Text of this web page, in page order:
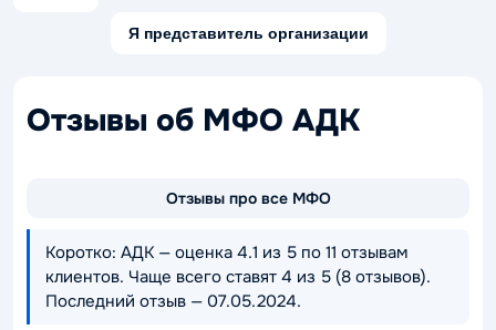
Я представитель организации
Отзывы об МФО АДК
Отзывы про все МФО
Коротко: АДК — оценка 4.1 из 5 по 11 отзывам
клиентов. Чаще всего ставят 4 из 5 (8 отзывов).
Последний отзыв — 07.05.2024.